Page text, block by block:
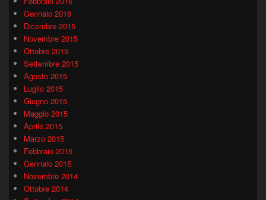
Gennaio 2016
Dicembre 2015
Novembre 2015
Ottobre 2015
Settembre 2015
Agosto 2015
Luglio 2015
Giugno 2015
Maggio 2015
Aprile 2015
Marzo 2015
Febbraio 2015
Gennaio 2015
Novembre 2014
Ottobre 2014